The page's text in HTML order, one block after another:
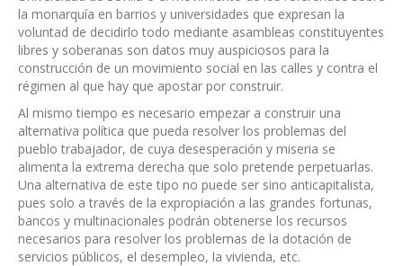
la monarquía en barrios y universidades que expresan la
voluntad de decidirlo todo mediante asambleas constituyentes
libres y soberanas son datos muy auspiciosos para la
construcción de un movimiento social en las calles y contra el
régimen al que hay que apostar por construir.
Al mismo tiempo es necesario empezar a construir una
alternativa política que pueda resolver los problemas del
pueblo trabajador, de cuya desesperación y miseria se
alimenta la extrema derecha que solo pretende perpetuarlas.
Una alternativa de este tipo no puede ser sino anticapitalista,
pues solo a través de la expropiación a las grandes fortunas,
bancos y multinacionales podrán obtenerse los recursos
necesarios para resolver los problemas de la dotación de
servicios públicos, el desempleo, la vivienda, etc.